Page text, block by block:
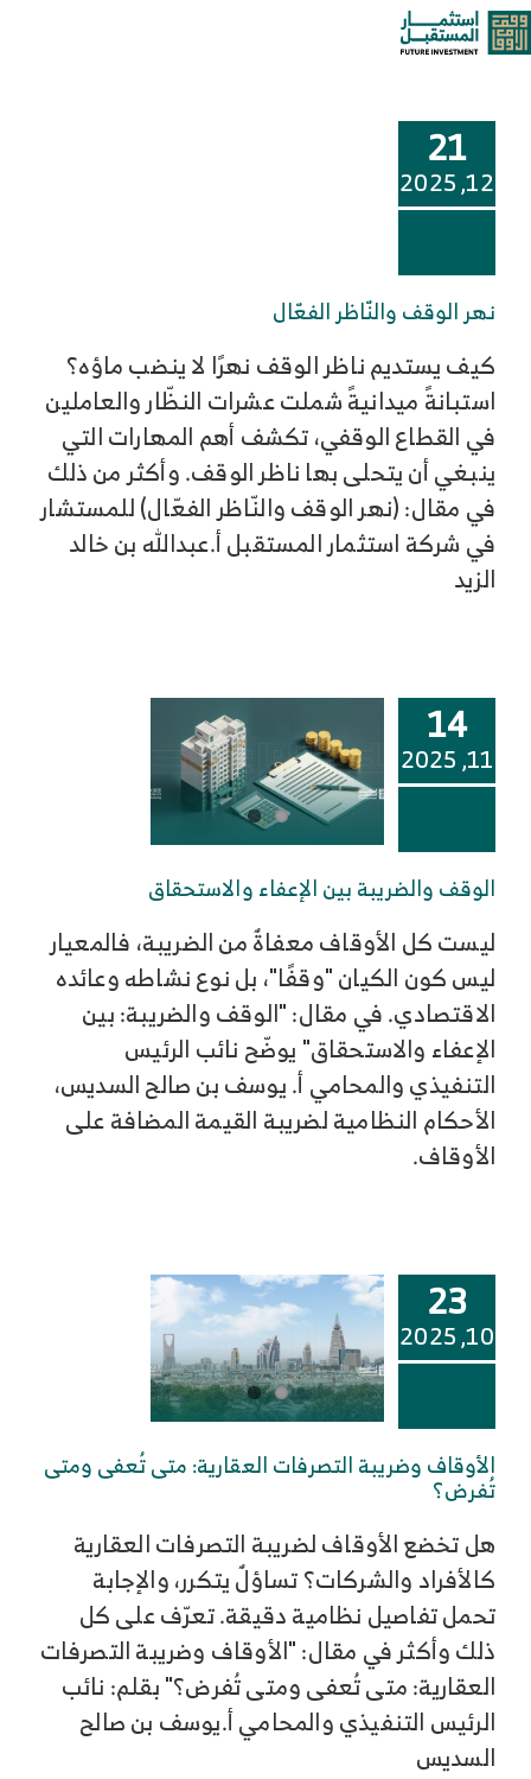
تخطى
إلى
تواصل معنا
21
12, 2025
نهر الوقف والنّاظر الفعّال
كيف يستديم ناظر الوقف نهرًا لا ينضب ماؤه؟
استبانةً ميدانيةً شملت عشرات النظّار والعاملين
في القطاع الوقفي، تكشف أهم المهارات التي
ينبغي أن يتحلى بها ناظر الوقف. وأكثر من ذلك
في مقال: (نهر الوقف والنّاظر الفعّال) للمستشار
في شركة استثمار المستقبل أ.عبدالله بن خالد
الزيد
14
11, 2025
الوقف والضريبة بين الإعفاء والاستحقاق
ليست كل الأوقاف معفاةٌ من الضريبة، فالمعيار
ليس كون الكيان "وقفًا"، بل نوع نشاطه وعائده
الاقتصادي. في مقال: "الوقف والضريبة: بين
الإعفاء والاستحقاق" يوضّح نائب الرئيس
التنفيذي والمحامي أ. يوسف بن صالح السديس،
الأحكام النظامية لضريبة القيمة المضافة على
الأوقاف.
23
10, 2025
الأوقاف وضريبة التصرفات العقارية: متى تُعفى ومتى
تُفرض؟
هل تخضع الأوقاف لضريبة التصرفات العقارية
كالأفراد والشركات؟ تساؤلٌ يتكرر، والإجابة
تحمل تفاصيل نظامية دقيقة. تعرّف على كل
ذلك وأكثر في مقال: "الأوقاف وضريبة التصرفات
العقارية: متى تُعفى ومتى تُفرض؟" بقلم: نائب
الرئيس التنفيذي والمحامي أ.يوسف بن صالح
السديس